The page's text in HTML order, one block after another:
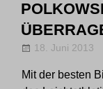
18. Juni 2013
Mit der besten